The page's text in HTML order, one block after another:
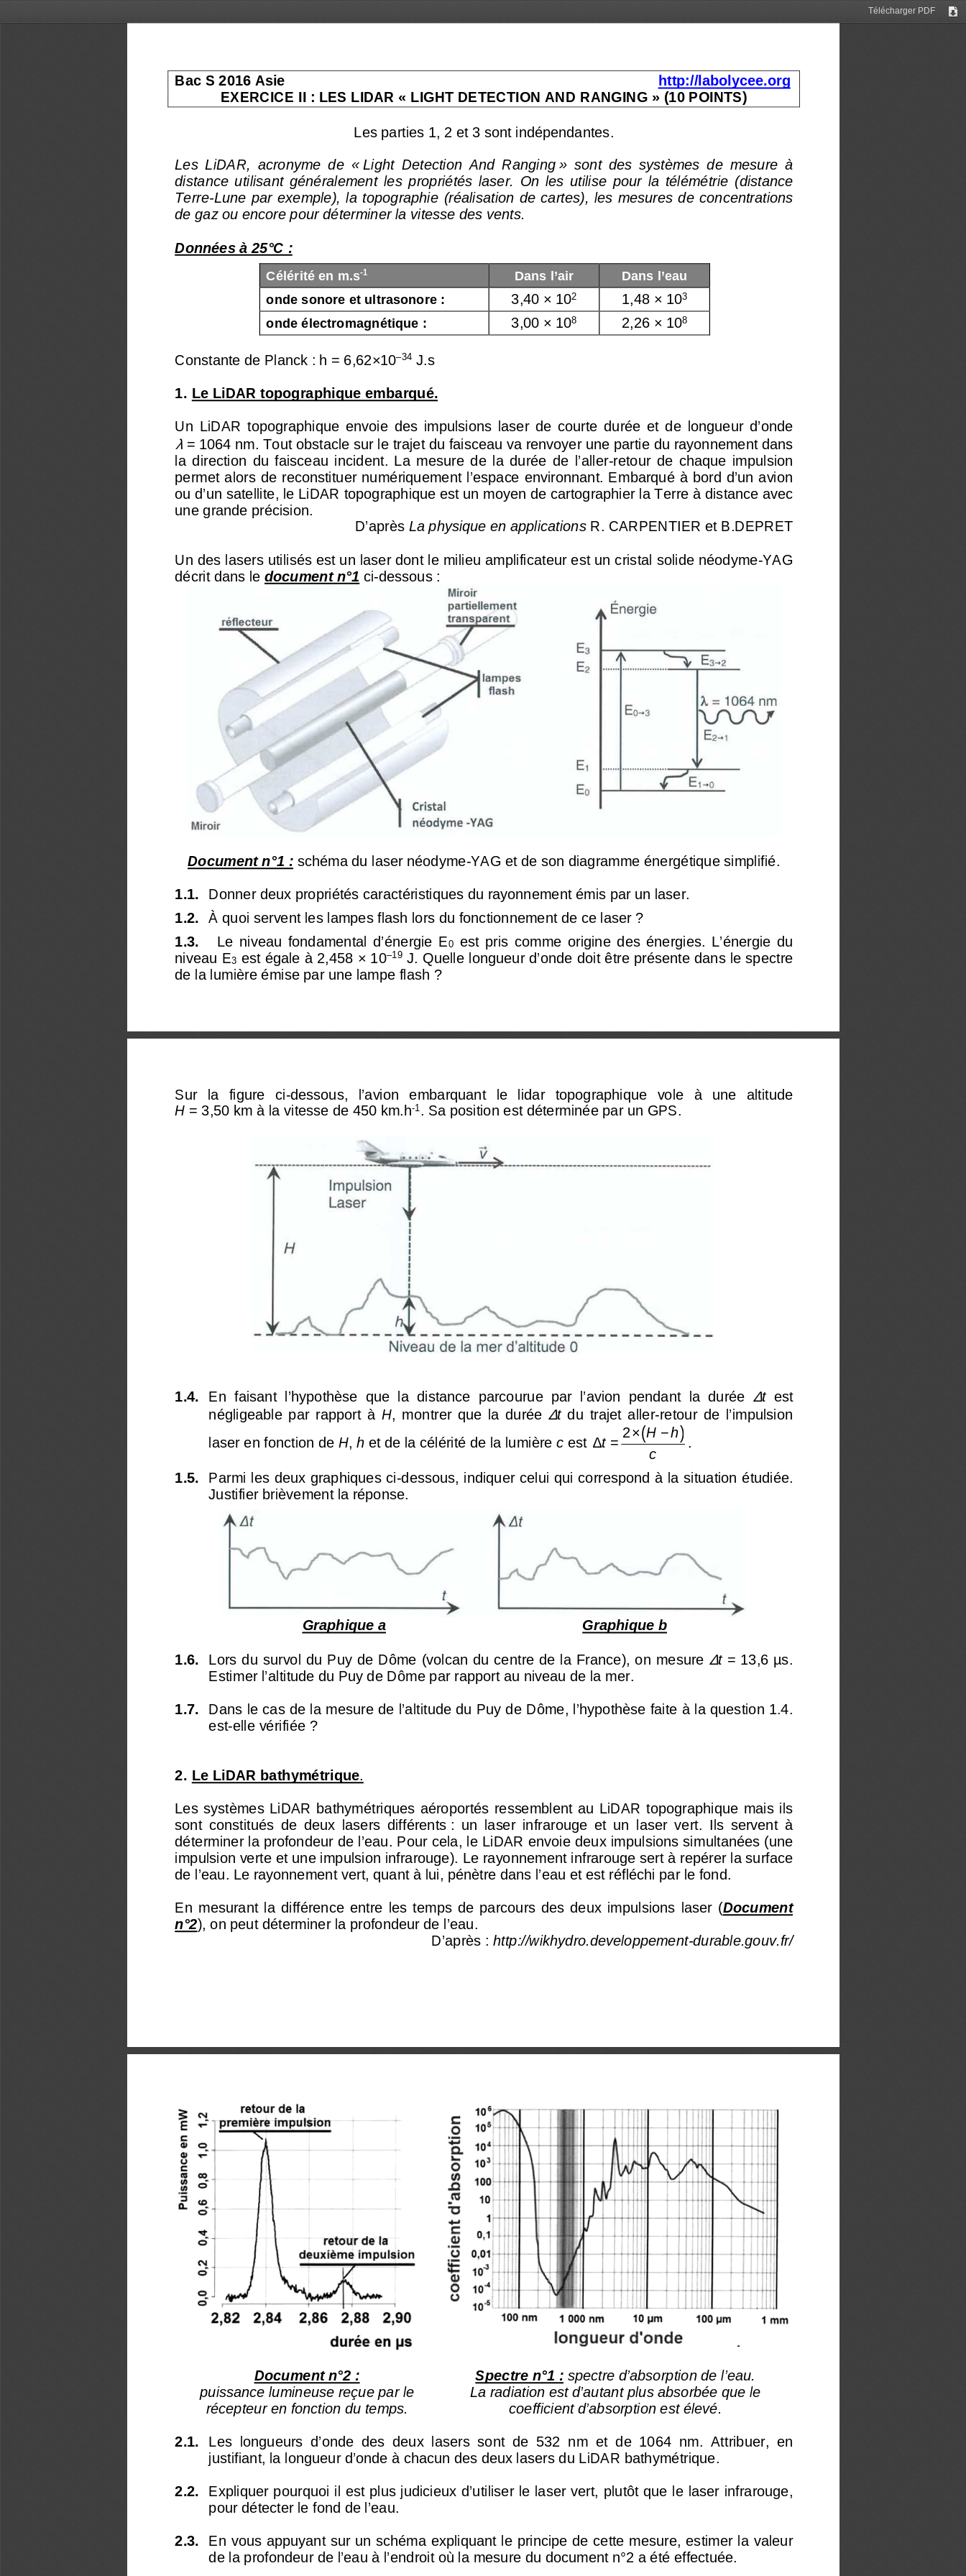
Télécharger PDF
Bac S 2016 Asie
http://labolycee.org
EXERCICE II : LES LIDAR « LIGHT DETECTION AND RANGING » (10 POINTS)
Les parties 1, 2 et 3 sont indépendantes.
Les  LiDAR,  acronyme  de  « Light  Detection  And  Ranging »  sont  des  systèmes  de  mesure  à
distance  utilisant  généralement  les  propriétés  laser.  On  les  utilise  pour  la  télémétrie  (distance
Terre-Lune par  exemple),  la  topographie  (réalisation  de  cartes),  les  mesures  de  concentrations
de gaz ou encore pour déterminer la vitesse des vents.
Données à 25°C :
Célérité en m.s -1 Dans l’air
Dans l’eau
onde sonore et ultrasonore :
3,40 × 10 2 1,48 × 10 3
onde électromagnétique : 3,00 × 10 8 2,26 × 10 8
Constante de Planck : h = 6,62×10 –34 J.s
1. Le LiDAR topographique embarqué.
Un  LiDAR  topographique  envoie  des  impulsions  laser de  courte  durée  et  de  longueur  d’onde
λ = 1064 nm. Tout obstacle sur le trajet du faisceau va renvoyer une partie du rayonnement dans
la  direction  du  faisceau  incident.  La  mesure  de  la durée  de  l’aller-retour  de  chaque  impulsion
permet alors de reconstituer numériquement l’espace environnant. Embarqué à bord d’un avion
ou d’un satellite, le LiDAR topographique est un moyen de cartographier la Terre à distance avec
une grande précision.
D’après La physique en applications R. CARPENTIER et B.DEPRET
Un des lasers utilisés est un laser dont le milieu amplificateur est un cristal solide néodyme-YAG
décrit dans le document n°1 ci-dessous :
Document n°1 : schéma du laser néodyme-YAG et de son diagramme énergétique simplifié.
1.1. Donner deux propriétés caractéristiques du rayonnement émis par un laser.
1.2.
À quoi servent les lampes flash lors du fonctionnement de ce laser ?
1.3.
Le  niveau  fondamental  d’énergie  E0
  est  pris  comme  origine  des  énergies.  L’énergie  du
niveau E
3 est égale à 2,458 × 10 –19 J. Quelle longueur d’onde doit être présente dans le spectre
de la lumière émise par une lampe flash ?
Sur   la   figure   ci-dessous,   l’avion   embarquant   le   lidar   topographique   vole   à   une   altitude
H = 3,50 km à la vitesse de 450 km.h-1 . Sa position est déterminée par un GPS.
1.4. En  faisant  l’hypothèse  que  la  distance  parcourue  par  l’avion  pendant  la  durée ∆t
  est
négligeable  par  rapport  à H,  montrer  que  la  durée ∆t
  du  trajet  aller-retour  de  l’impulsion
laser en fonction de H, h et de la célérité de la lumière c est
( )
2 H   h
t
c
× −
∆  =
1.5. Parmi les deux graphiques ci-dessous, indiquer celui qui correspond à la situation étudiée.
Justifier brièvement la réponse.
Graphique a Graphique b
1.6. Lors du survol du Puy de Dôme (volcan du centre de la France), on mesure ∆t = 13,6 μs.
Estimer l’altitude du Puy de Dôme par rapport au niveau de la mer.
1.7. Dans le cas de la mesure de l’altitude du Puy de Dôme, l’hypothèse faite à la question 1.4.
est-elle vérifiée ?
2. Le LiDAR bathymétrique .
Les  systèmes  LiDAR  bathymétriques  aéroportés  ressemblent  au  LiDAR  topographique  mais  ils
sont  constitués  de  deux  lasers  différents :  un  laser  infrarouge  et  un  laser  vert.  Ils  servent  à
déterminer la profondeur de l’eau. Pour cela, le LiDAR envoie deux impulsions simultanées (une
impulsion verte et une impulsion infrarouge). Le rayonnement infrarouge sert à repérer la surface
de l’eau. Le rayonnement vert, quant à lui, pénètre dans l’eau et est réfléchi par le fond.
En  mesurant  la  différence  entre  les  temps  de  parcours  des  deux  impulsions  laser  (
Document
n°2 ), on peut déterminer la profondeur de l’eau.
D’après : http://wikhydro.developpement-durable.gouv.fr/
2.1. Les  longueurs  d’onde  des  deux  lasers  sont  de  532  nm
  et  de  1064  nm.  Attribuer,  en
justifiant, la longueur d’onde à chacun des deux lasers du LiDAR bathymétrique.
2.2. Expliquer pourquoi il est plus judicieux d’utiliser le laser vert, plutôt que le laser infrarouge,
pour détecter le fond de l’eau.
2.3. En vous appuyant sur un schéma expliquant le principe de cette mesure, estimer la valeur
de la profondeur de l’eau à l’endroit où la mesure du document n°2 a été effectuée.
Document n°2 :
puissance lumineuse reçue par le
récepteur en fonction du temps.
Spectre n°1 : spectre d’absorption de l’eau.
La radiation est d’autant plus absorbée que le
coefficient d’absorption est élevé.